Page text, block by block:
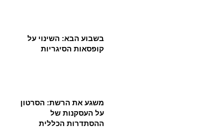
בשבוע הבא: השינוי על
קופסאות הסיגריות
משגע את הרשת: הסרטון
על העסקנות של
ההסתדרות הכללית